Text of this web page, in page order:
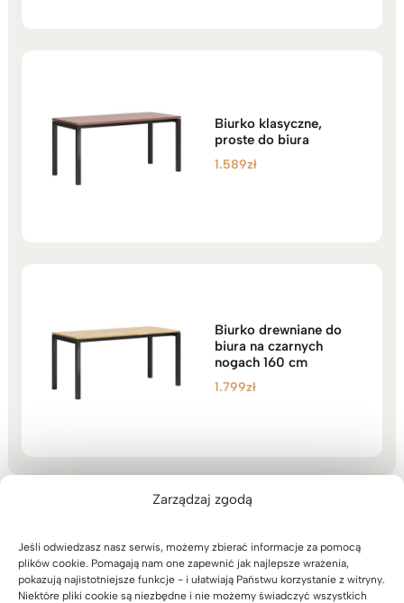
Zarządzaj zgodą
Jeśli odwiedzasz nasz serwis, możemy zbierać informacje za pomocą
plików cookie. Pomagają nam one zapewnić jak najlepsze wrażenia,
pokazują najistotniejsze funkcje - i ułatwiają Państwu korzystanie z witryny.
Niektóre pliki cookie są niezbędne i nie możemy świadczyć wszystkich
Biurko klasyczne,
proste do biura
1.589zł
Biurko drewniane do
biura na czarnych
nogach 160 cm
1.799zł
Zaufali nam